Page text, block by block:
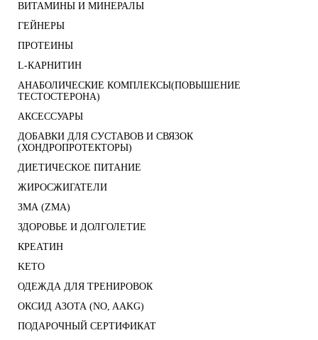
ВИТАМИНЫ И МИНЕРАЛЫ
ГЕЙНЕРЫ
ПРОТЕИНЫ
L-КАРНИТИН
АНАБОЛИЧЕСКИЕ КОМПЛЕКСЫ(ПОВЫШЕНИЕ
ТЕСТОСТЕРОНА)
АКСЕССУАРЫ
ДОБАВКИ ДЛЯ СУСТАВОВ И СВЯЗОК
(ХОНДРОПРОТЕКТОРЫ)
ДИЕТИЧЕСКОЕ ПИТАНИЕ
ЖИРОСЖИГАТЕЛИ
ЗМА (ZMA)
ЗДОРОВЬЕ И ДОЛГОЛЕТИЕ
КРЕАТИН
KETO
ОДЕЖДА ДЛЯ ТРЕНИРОВОК
ОКСИД АЗОТА (NO, AAKG)
ПОДАРОЧНЫЙ СЕРТИФИКАТ